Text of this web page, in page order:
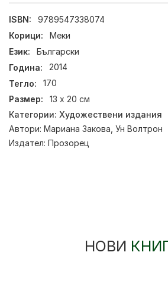
ISBN:
9789547338074
Корици:
Меки
Език:
Български
Година:
2014
Тегло:
170
Размер:
13 х 20 см
Категории: Художествени издания
Автори: Мариана Закова Ун Волтрон
Издател: Прозорец
НОВИ